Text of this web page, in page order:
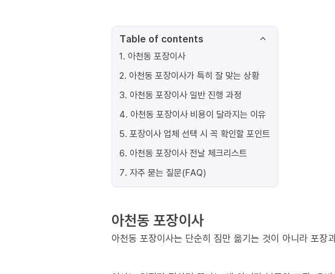
Table of contents
1. 아천동 포장이사
2. 아천동 포장이사가 특히 잘 맞는 상황
3. 아천동 포장이사 일반 진행 과정
4. 아천동 포장이사 비용이 달라지는 이유
5. 포장이사 업체 선택 시 꼭 확인할 포인트
6. 아천동 포장이사 전날 체크리스트
7. 자주 묻는 질문(FAQ)
아천동 포장이사
아천동 포장이사는 단순히 짐만 옮기는 것이 아니라 포